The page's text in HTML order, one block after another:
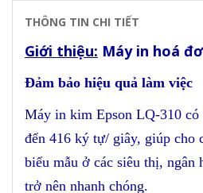
THÔNG TIN CHI TIẾT
Giới thiệu: Máy in hoá
Đảm bảo hiệu quả làm việc
Máy in kim Epson LQ-310 có
đến 416 ký tự/ giây, giúp cho
biểu mẫu ở các siêu thị, ngân
trở nên nhanh chóng.